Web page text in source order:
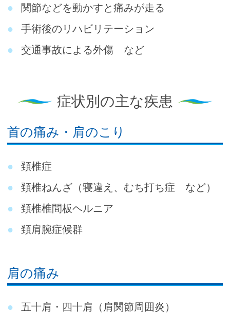
関節などを動かすと痛みが走る
手術後のリハビリテーション
交通事故による外傷 など
症状別の主な疾患
首の痛み・肩のこり
頚椎症
頚椎ねんざ（寝違え、むち打ち症 など）
頚椎椎間板ヘルニア
頚肩腕症候群
肩の痛み
五十肩・四十肩（肩関節周囲炎）